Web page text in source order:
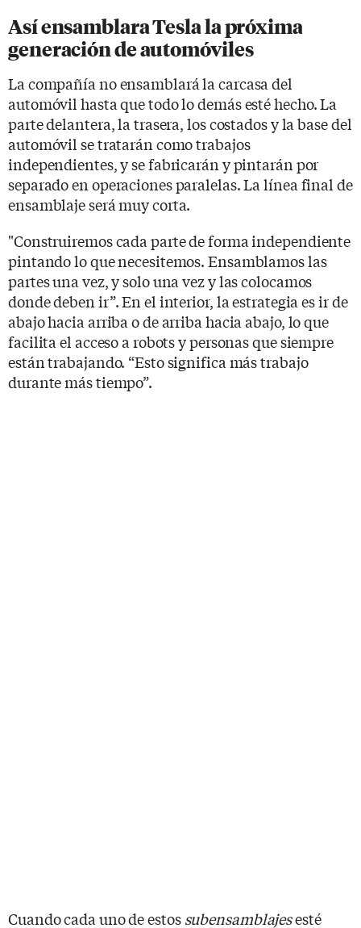
Así ensamblara Tesla la próxima
generación de automóviles
La compañía no ensamblará la carcasa del
automóvil hasta que todo lo demás esté hecho. La
parte delantera, la trasera, los costados y la base del
automóvil se tratarán como trabajos
independientes, y se fabricarán y pintarán por
separado en operaciones paralelas. La línea final de
ensamblaje será muy corta.
"Construiremos cada parte de forma independiente
pintando lo que necesitemos. Ensamblamos las
partes una vez, y solo una vez y las colocamos
donde deben ir”. En el interior, la estrategia es ir de
abajo hacia arriba o de arriba hacia abajo, lo que
facilita el acceso a robots y personas que siempre
están trabajando. “Esto significa más trabajo
durante más tiempo”.
Cuando cada uno de estossubensamblajesesté